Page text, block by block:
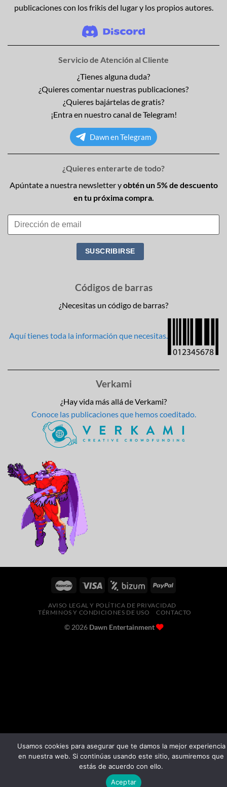
publicaciones con los frikis del lugar y los propios autores.
Servicio de Atención al Cliente
¿Tienes alguna duda?
¿Quieres comentar nuestras publicaciones?
¿Quieres bajártelas de gratis?
¡Entra en nuestro canal de Telegram!
Dawn en Telegram
¿Quieres enterarte de todo?
Apúntate a nuestra newsletter yobtén un 5% de descuento
en tu próxima compra.
Códigos de barras
¿Necesitas un código de barras?
Aquí tienes toda la información que necesitas.
Verkami
¿Hay vida más allá de Verkami?
Conoce las publicaciones que hemos coeditado.
AVISO LEGAL Y POLÍTICA DE PRIVACIDAD
TÉRMINOS Y CONDICIONES DE USO
CONTACTO
© 2026 Dawn Entertainment
Usamos cookies para asegurar que te damos la mejor experiencia
en nuestra web. Si continúas usando este sitio, asumiremos que
estás de acuerdo con ello.
Aceptar